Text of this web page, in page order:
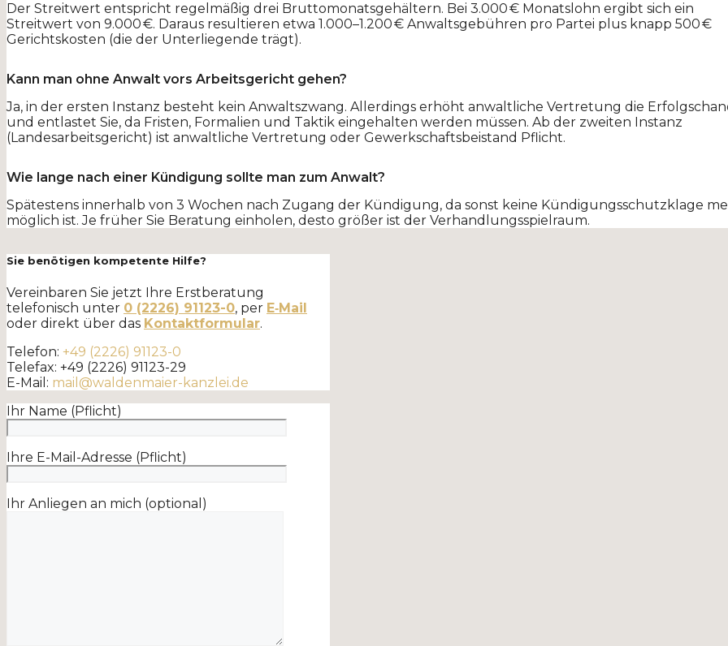
Der Streitwert entspricht regelmäßig drei Bruttomonatsgehältern. Bei 3.000 € Monatslohn ergibt sich ein
Streitwert von 9.000 €. Daraus resultieren etwa 1.000–1.200 € Anwaltsgebühren pro Partei plus knapp 500 €
Gerichtskosten (die der Unterliegende trägt).
Kann man ohne Anwalt vors Arbeitsgericht gehen?
Ja, in der ersten Instanz besteht kein Anwaltszwang. Allerdings erhöht anwaltliche Vertretung die
und entlastet Sie, da Fristen, Formalien und Taktik eingehalten werden müssen. Ab der zweiten Instanz
(Landesarbeitsgericht) ist anwaltliche Vertretung oder Gewerkschaftsbeistand Pflicht.
Wie lange nach einer Kündigung sollte man zum Anwalt?
Spätestens innerhalb von 3 Wochen nach Zugang der Kündigung, da sonst keine Kündigungsschutzklage
möglich ist. Je früher Sie Beratung einholen, desto größer ist der Verhandlungsspielraum.
Sie benötigen kompetente Hilfe?
Vereinbaren Sie jetzt Ihre Erstberatung
telefonisch unter 0 (2226) 91123-0, per E‑Mail
oder direkt über das Kontaktformular.
Telefon: +49 (2226) 91123-0
Telefax: +49 (2226) 91123-29
E-Mail: mail@waldenmaier-kanzlei.de
Ihr Name (Pflicht)
Ihre E-Mail-Adresse (Pflicht)
Ihr Anliegen an mich (optional)